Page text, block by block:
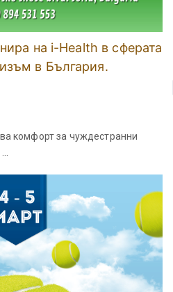
на i-Health в сферата
в България.
комфорт за чуждестранни